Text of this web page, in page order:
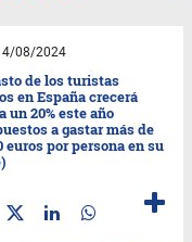
08/2024
de los turistas
en España crecerá
un 20% este año
a gastar más de
euros por persona en su